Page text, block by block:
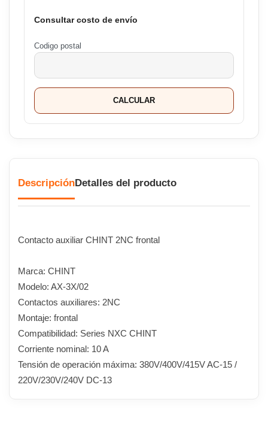
Consultar costo de envío
Codigo postal
CALCULAR
DescripciónDetalles del producto
Contacto auxiliar CHINT 2NC frontal
Marca: CHINT
Modelo: AX-3X/02
Contactos auxiliares: 2NC
Montaje: frontal
Compatibilidad: Series NXC CHINT
Corriente nominal: 10 A
Tensión de operación máxima: 380V/400V/415V AC-15 /
220V/230V/240V DC-13